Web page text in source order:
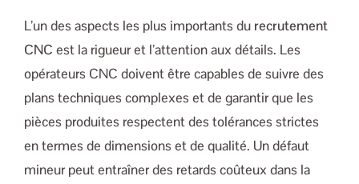
L’un des aspects les plus importants du recrutement
CNC est la rigueur et l’attention aux détails. Les
opérateurs CNC doivent être capables de suivre des
plans techniques complexes et de garantir que les
pièces produites respectent des tolérances strictes
en termes de dimensions et de qualité. Un défaut
mineur peut entraîner des retards coûteux dans la